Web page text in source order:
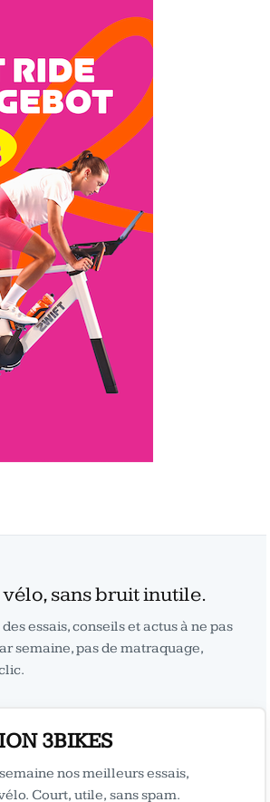
sans bruit inutile.
essais, conseils et actus à ne pas
semaine, pas de matraquage,
3BIKES
nos meilleurs essais,
Court, utile, sans spam.